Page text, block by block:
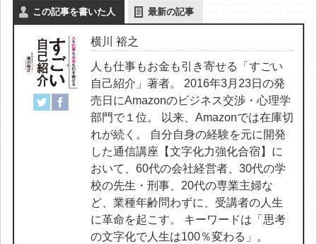
この記事を書いた人 最新の記事
横川 裕之
人も仕事もお金も引き寄せる「すごい
自己紹介」著者。 2016年3月23日の発
売日にAmazonのビジネス交渉・心理学
部門で１位。 以来、Amazonでは在庫切
れが続く。 自分自身の経験を元に開発
した通信講座【文字化力強化合宿】に
おいて、60代の会社経営者、30代の学
校の先生・刑事、20代の専業主婦な
ど、業種年齢問わずに、受講者の人生
に革命を起こす。 キーワードは「思考
の文字化で人生は100％変わる」。